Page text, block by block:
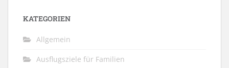
KATEGORIEN
Allgemein
Ausflugsziele für Familien